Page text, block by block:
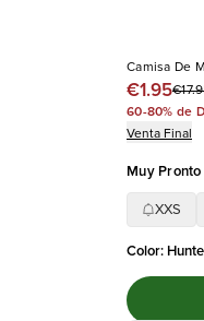
Camisa De
€1.95
60-80% de
Venta Final
Muy
XXS
Color: